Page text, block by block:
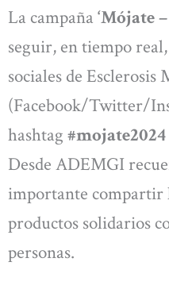
La campaña ‘Mójate
seguir, en tiempo
sociales de
(Facebook/Twitter/
hashtag
Desde ADEMGI
importante compartir
productos solidarios
personas.